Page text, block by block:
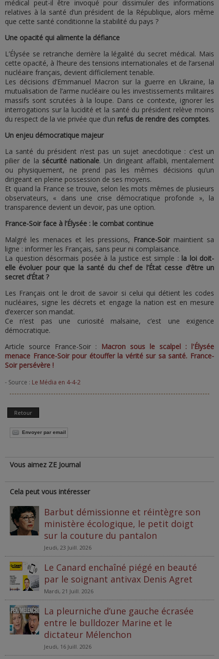
médical peut-il être invoqué pour dissimuler des informations
relatives à la santé d’un président de la République, alors même
que cette santé conditionne la stabilité du pays ?
Une opacité qui alimente la défiance
L’Élysée se retranche derrière la légalité du secret médical. Mais
cette opacité, à l’heure des tensions internationales et de l’arsenal
nucléaire français, devient difficilement tenable.
Les décisions d’Emmanuel Macron sur la guerre en Ukraine, la
mutualisation de l’arme nucléaire ou les investissements militaires
massifs sont scrutées à la loupe. Dans ce contexte, ignorer les
interrogations sur la lucidité et la santé du président relève moins
du respect de la vie privée que d’un refus de rendre des comptes.
Un enjeu démocratique majeur
La santé du président n’est pas un sujet anecdotique : c’est un
pilier de la sécurité nationale. Un dirigeant affaibli, mentalement
ou physiquement, ne prend pas les mêmes décisions qu’un
dirigeant en pleine possession de ses moyens.
Et quand la France se trouve, selon les mots mêmes de plusieurs
observateurs, « dans une crise démocratique profonde », la
transparence devient un devoir, pas une option.
France-Soir face à l’Élysée : le combat continue
Malgré les menaces et les pressions, France-Soirmaintient sa
ligne : informer les Français, sans peur ni complaisance.
La question désormais posée à la justice est simple : la loi doit-
elle évoluer pour que la santé du chef de l’État cesse d’être un
secret d’État ?
Les Français ont le droit de savoir si celui qui détient les codes
nucléaires, signe les décrets et engage la nation est en mesure
d’exercer son mandat.
Ce n’est pas une curiosité malsaine, c’est une exigence
démocratique.
Article source France-Soir :
Macron sous le scalpel : l'Élysée
menace France-Soir pour étouffer la vérité sur sa santé. France-
Soir persévère !
- Source : Le Média en 4-4-2
Retour
Envoyer par email
Vous aimez ZE Journal
Cela peut vous intéresser
Barbut démissionne et réintègre son
ministère écologique, le petit doigt
sur la couture du pantalon
Jeudi, 23 Juill. 2026
Le Canard enchaîné piégé en beauté
par le soignant antivax Denis Agret
Mardi, 21 Juill. 2026
La pleurniche d’une gauche écrasée
entre le bulldozer Marine et le
dictateur Mélenchon
Jeudi, 16 Juill. 2026